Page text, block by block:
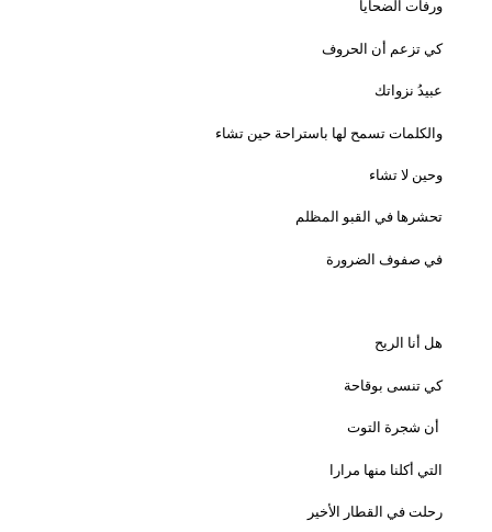
ورفات الضحايا
كي تزعم أن الحروف
عبيدُ نزواتك
والكلمات تسمح لها باستراحة حين تشاء
وحين لا تشاء
تحشرها في القبو المظلم
في صفوف الضرورة
هل أنا الريح
كي تنسى بوقاحة
أن شجرة التوت
التي أكلنا منها مرارا
رحلت في القطار الأخير